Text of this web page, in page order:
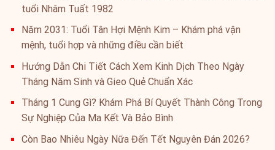
tuổi Nhâm Tuất 1982
Năm 2031: Tuổi Tân Hợi Mệnh Kim – Khám phá vận
mệnh, tuổi hợp và những điều cần biết
Hướng Dẫn Chi Tiết Cách Xem Kinh Dịch Theo Ngày
Tháng Năm Sinh và Gieo Quẻ Chuẩn Xác
Tháng 1 Cung Gì? Khám Phá Bí Quyết Thành Công Trong
Sự Nghiệp Của Ma Kết Và Bảo Bình
Còn Bao Nhiêu Ngày Nữa Đến Tết Nguyên Đán 2026?